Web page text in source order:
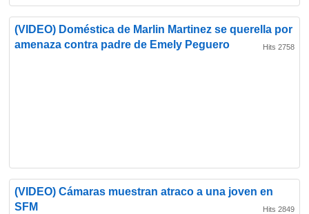
(VIDEO) Doméstica de Marlin Martinez se querella por
amenaza contra padre de Emely Peguero
Hits 2758
(VIDEO) Cámaras muestran atraco a una joven en
SFM
Hits 2849